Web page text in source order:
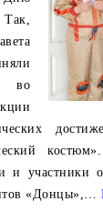
и участники
«Донцы»,…